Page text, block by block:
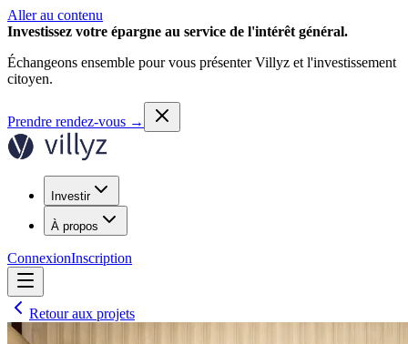
Aller au contenu
Investissez votre épargne au service de l'intérêt général.
Échangeons ensemble pour vous présenter Villyz et l'investissement
citoyen.
Prendre rendez-vous →
Investir
À propos
ConnexionInscription
Retour aux projets